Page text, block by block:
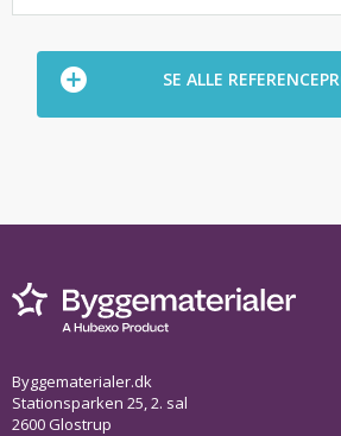
SE ALLE
Byggematerialer.dk
Stationsparken 25, 2. sal
2600 Glostrup